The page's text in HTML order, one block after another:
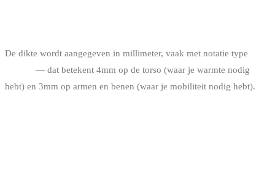
De dikte wordt aangegeven in millimeter, vaak met notatie type
— dat betekent 4mm op de torso (waar je warmte nodig
hebt) en 3mm op armen en benen (waar je mobiliteit nodig hebt).